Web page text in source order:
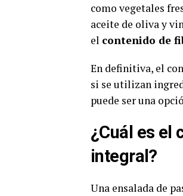
como vegetales
aceite de oliva y
el contenido de
En definitiva, el
si se utilizan
puede ser una
¿Cuál es el
integral?
Una ensalada de